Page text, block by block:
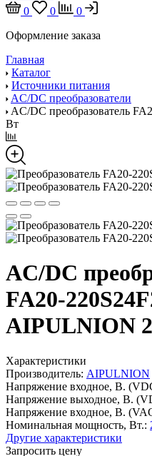
0
0
0
Оформление заказа
Главная
Каталог
Источники питания
AC/DC преобразователи
AC/DC преобразователь
Вт
AC/DC
FA20-
AIPULNION
Характеристики
Производитель: AIPULNION
Напряжение входное, В.
Напряжение выходное, В.
Напряжение входное, В.
Номинальная мощность, Вт.:
Другие характеристики
Запросить цену